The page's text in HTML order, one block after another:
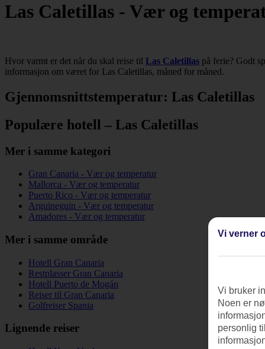
Las Caletillas - Vær og
Hvor varmt er det når du skal reise til Las Caletillas på ferie? Godt
informasjon om været for Las Caletillas, måned for måned.
Gjennomsnittstemperatur: Las Caletillas
Populære hotell – Las Caletillas
Mer i samme kategori
Gran Canaria - Vær og temperatur
Mallorca - Vær og temperatur
Puerto Rico - Vær og temperatur
Arguineguin - Vær og temperatur
Amadores - Vær og temperatur
Mer i samme område
Hotell Gran Canaria
Restplasser Gran Canaria
Hotell Puerto de Mogán
Reiser til Gran Canaria
Golfreiser Spania
Lignende reiser
Vi verner
Vi bruker
Noen er
personlig